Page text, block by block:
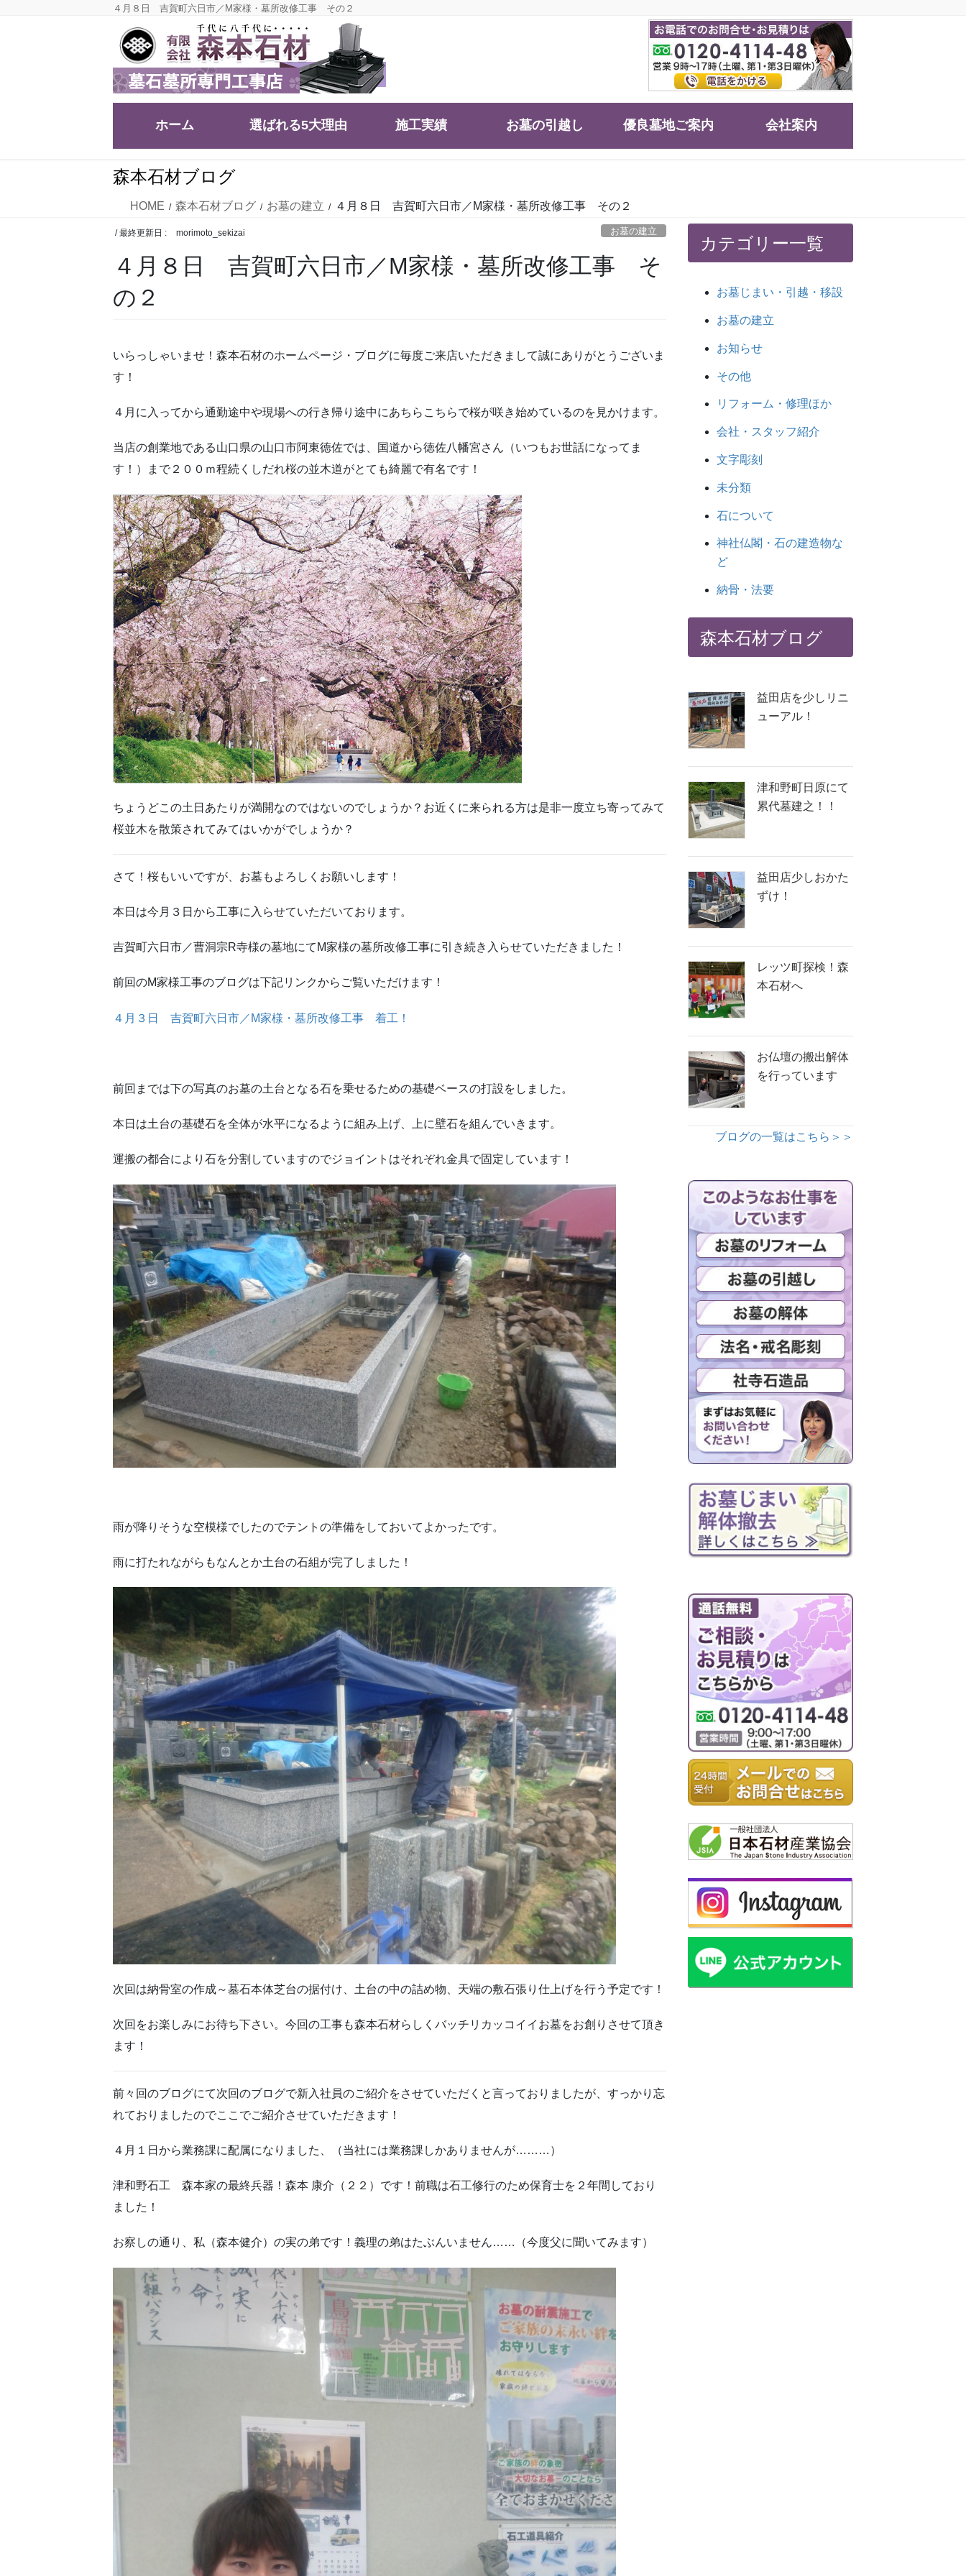
４月８日 吉賀町六日市／M家様・墓所改修工事 その２
ホーム 選ばれる5大理由 施工実績 お墓の引越し 優良墓地ご案内 会社案内
森本石材ブログ
HOME 森本石材ブログ お墓の建立 ４月８日 吉賀町六日市／M家様・墓所改修工事 その２
/ 最終更新日 : morimoto_sekizai お墓の建立
４月８日 吉賀町六日市／M家様・墓所改修工事 そ
の２
いらっしゃいませ！森本石材のホームページ・ブログに毎度ご来店いただきまして誠にありがとうございま
す！
４月に入ってから通勤途中や現場への行き帰り途中にあちらこちらで桜が咲き始めているのを見かけます。
当店の創業地である山口県の山口市阿東徳佐では、国道から徳佐八幡宮さん（いつもお世話になってま
す！）まで２００ｍ程続くしだれ桜の並木道がとても綺麗で有名です！
ちょうどこの土日あたりが満開なのではないのでしょうか？お近くに来られる方は是非一度立ち寄ってみて
桜並木を散策されてみてはいかがでしょうか？
さて！桜もいいですが、お墓もよろしくお願いします！
本日は今月３日から工事に入らせていただいております。
吉賀町六日市／曹洞宗R寺様の墓地にてM家様の墓所改修工事に引き続き入らせていただきました！
前回のM家様工事のブログは下記リンクからご覧いただけます！
４月３日 吉賀町六日市／M家様・墓所改修工事 着工！
前回までは下の写真のお墓の土台となる石を乗せるための基礎ベースの打設をしました。
本日は土台の基礎石を全体が水平になるように組み上げ、上に壁石を組んでいきます。
運搬の都合により石を分割していますのでジョイントはそれぞれ金具で固定しています！
雨が降りそうな空模様でしたのでテントの準備をしておいてよかったです。
雨に打たれながらもなんとか土台の石組が完了しました！
次回は納骨室の作成～墓石本体芝台の据付け、土台の中の詰め物、天端の敷石張り仕上げを行う予定です！
次回をお楽しみにお待ち下さい。今回の工事も森本石材らしくバッチリカッコイイお墓をお創りさせて頂き
ます！
前々回のブログにて次回のブログで新入社員のご紹介をさせていただくと言っておりましたが、すっかり忘
れておりましたのでここでご紹介させていただきます！
４月１日から業務課に配属になりました、（当社には業務課しかありませんが………）
津和野石工 森本家の最終兵器！森本 康介（２２）です！前職は石工修行のため保育士を２年間しており
ました！
お察しの通り、私（森本健介）の実の弟です！義理の弟はたぶんいません……（今度父に聞いてみます）
カテゴリー一覧
お墓じまい・引越・移設
お墓の建立
お知らせ
その他
リフォーム・修理ほか
会社・スタッフ紹介
文字彫刻
未分類
石について
神社仏閣・石の建造物な
ど
納骨・法要
森本石材ブログ
益田店を少しリニ
ューアル！
津和野町日原にて
累代墓建之！！
益田店少しおかた
ずけ！
レッツ町探検！森
本石材へ
お仏壇の搬出解体
を行っています
ブログの一覧はこちら＞＞